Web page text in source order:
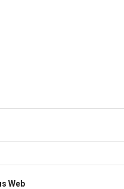
Web